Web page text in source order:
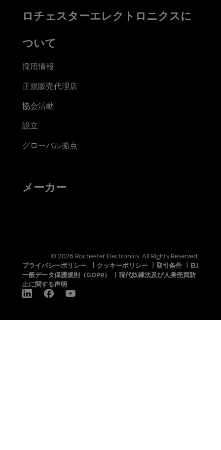
ロチェスターエレクトロニクスに
ついて
採用情報
正規販売代理店
協会活動
設立
グローバル拠点
メーカー
© 2026 Rochester Electronics. All Rights Reserved.
プライバシーポリシー
クッキーポリシー 取引条件
EU
一般データ保護規則（GDPR）
現代奴隷法及び人身売買防
止に関する声明